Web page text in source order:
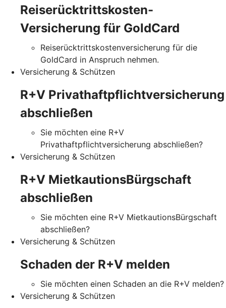
Reiserücktrittskosten-
Versicherung für GoldCard
Reiserücktrittskostenversicherung für die
GoldCard in Anspruch nehmen.
Versicherung & Schützen
R+V Privathaftpflichtversicherung
abschließen
Sie möchten eine R+V
Privathaftpflichtversicherung abschließen?
Versicherung & Schützen
R+V MietkautionsBürgschaft
abschließen
Sie möchten eine R+V MietkautionsBürgschaft
abschließen?
Versicherung & Schützen
Schaden der R+V melden
Sie möchten einen Schaden an die R+V melden?
Versicherung & Schützen